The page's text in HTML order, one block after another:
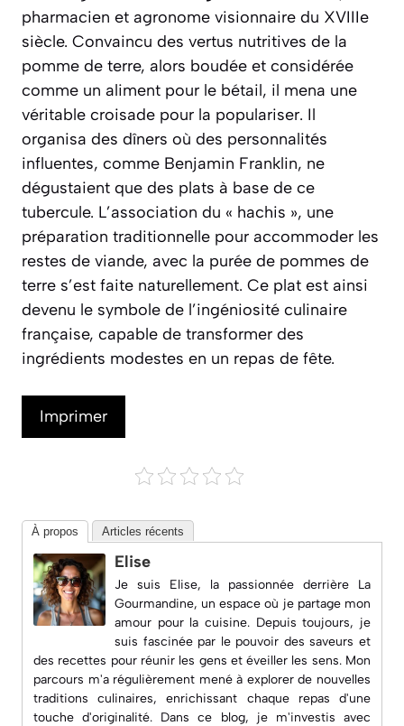
pharmacien et agronome visionnaire du XVIIIe
siècle. Convaincu des vertus nutritives de la
pomme de terre, alors boudée et considérée
comme un aliment pour le bétail, il mena une
véritable croisade pour la populariser. Il
organisa des dîners où des personnalités
influentes, comme Benjamin Franklin, ne
dégustaient que des plats à base de ce
tubercule. L’association du « hachis », une
préparation traditionnelle pour accommoder les
restes de viande, avec la purée de pommes de
terre s’est faite naturellement. Ce plat est ainsi
devenu le symbole de l’ingéniosité culinaire
française, capable de transformer des
ingrédients modestes en un repas de fête.
Imprimer
À propos Articles récents
Elise
Je suis Elise, la passionnée derrière La
Gourmandine, un espace où je partage mon
amour pour la cuisine. Depuis toujours, je
suis fascinée par le pouvoir des saveurs et
des recettes pour réunir les gens et éveiller les sens. Mon
parcours m'a régulièrement mené à explorer de nouvelles
traditions culinaires, enrichissant chaque repas d'une
touche d'originalité. Dans ce blog, je m'investis avec